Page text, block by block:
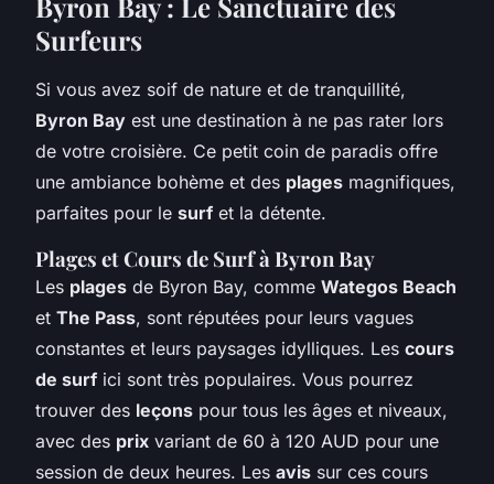
Surfeurs
Si vous avez soif de nature et de tranquillité,
Byron Bay est une destination à ne pas rater lors
de votre croisière. Ce petit coin de paradis offre
une ambiance bohème et des plages magnifiques,
parfaites pour le surf et la détente.
Plages et Cours de Surf à Byron Bay
Les plages de Byron Bay, comme Wategos Beach
et The Pass, sont réputées pour leurs vagues
constantes et leurs paysages idylliques. Les cours
de surf ici sont très populaires. Vous pourrez
trouver des leçons pour tous les âges et niveaux,
avec des prix variant de 60 à 120 AUD pour une
session de deux heures. Les avis sur ces cours